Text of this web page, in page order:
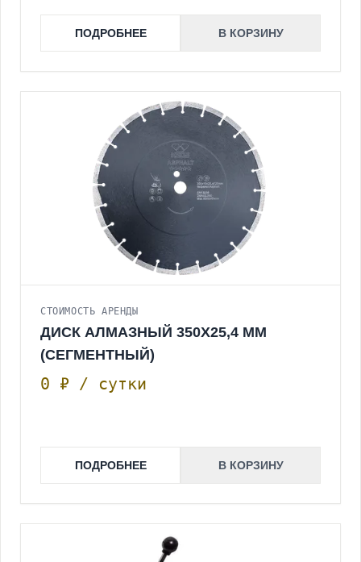
ПОДРОБНЕЕ В КОРЗИНУ
СТОИМОСТЬ АРЕНДЫ
ДИСК АЛМАЗНЫЙ 350Х25,4 ММ
(СЕГМЕНТНЫЙ)
0 ₽ / сутки
ПОДРОБНЕЕ В КОРЗИНУ